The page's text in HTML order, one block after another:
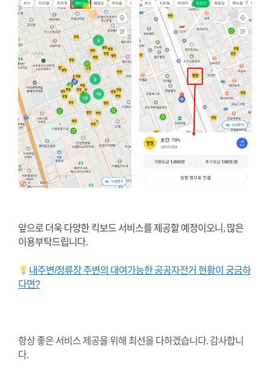
앞으로 더욱 다양한 킥보드 서비스를 제공할 예정이오니, 많은
이용부탁드립니다.
내주변/정류장 주변의 대여가능한 공공자전거 현황이 궁금하
다면?
항상 좋은 서비스 제공을 위해 최선을 다하겠습니다. 감사합니
다.